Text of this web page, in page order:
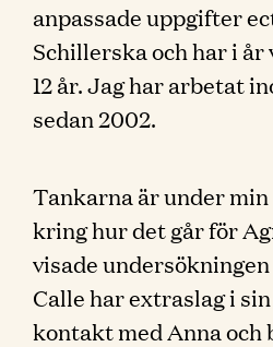
anpassade uppgifter
Schillerska och har i
12 år. Jag har arbetat
sedan 2002.
Tankarna är under
kring hur det går för
visade
Calle har extraslag i
kontakt med Anna och